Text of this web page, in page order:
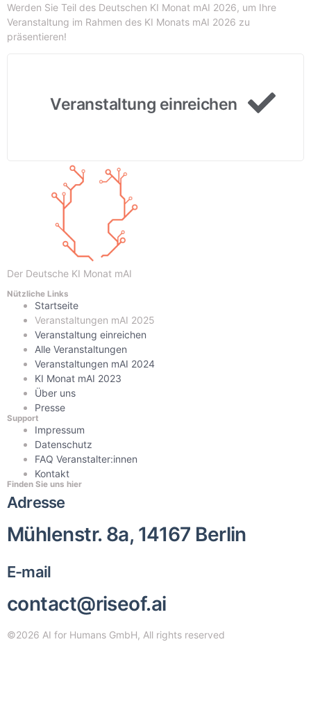
Werden Sie Teil des Deutschen KI Monat mAI 2026, um Ihre
Veranstaltung im Rahmen des KI Monats mAI 2026 zu
präsentieren!
Veranstaltung einreichen
Der Deutsche KI Monat mAI
Nützliche Links
Startseite
Veranstaltungen mAI 2025
Veranstaltung einreichen
Alle Veranstaltungen
Veranstaltungen mAI 2024
KI Monat mAI 2023
Über uns
Presse
Support
Impressum
Datenschutz
FAQ Veranstalter:innen
Kontakt
Finden Sie uns hier
Adresse
Mühlenstr. 8a, 14167 Berlin
E-mail
contact@riseof.ai
©2026 AI for Humans GmbH, All rights reserved